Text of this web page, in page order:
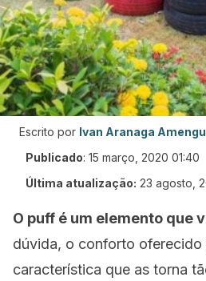
Escrito por Ivan Aranaga
Publicado: 15 março, 2020 01:40
Última atualização: 23 agosto,
O puff é um elemento que
dúvida, o conforto oferecido
característica que as torna